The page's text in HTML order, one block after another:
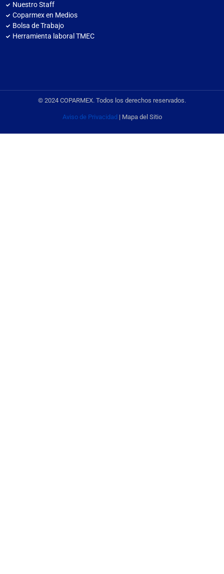
Nuestro Staff
Coparmex en Medios
Bolsa de Trabajo
Herramienta laboral TMEC
© 2024 COPARMEX. Todos los derechos reservados.
Aviso de Privacidad | Mapa del Sitio